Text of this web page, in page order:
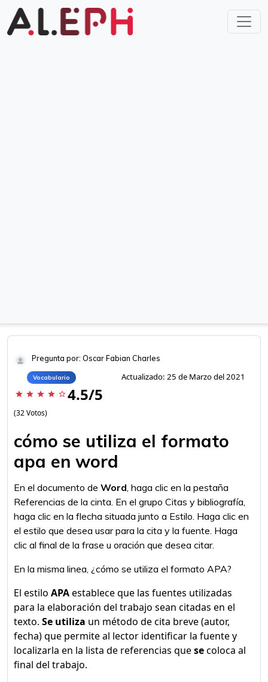
Pregunta por: Oscar Fabian Charles
Vocabulario Actualizado: 25 de Marzo del 2021
star star star star star_border 4.5/5
(32 Votos)
cómo se utiliza el formato
apa en word
En el documento de Word, haga clic en la pestaña
Referencias de la cinta. En el grupo Citas y bibliografía,
haga clic en la flecha situada junto a Estilo. Haga clic en
el estilo que desea usar para la cita y la fuente. Haga
clic al final de la frase u oración que desea citar.
En la misma linea, ¿cómo se utiliza el formato APA?
El estilo APAestablece que las fuentes utilizadas
para la elaboración del trabajo sean citadas en el
texto. Se utiliza un método de cita breve (autor,
fecha) que permite al lector identificar la fuente y
localizarla en la lista de referencias quesecoloca al
final del trabajo.